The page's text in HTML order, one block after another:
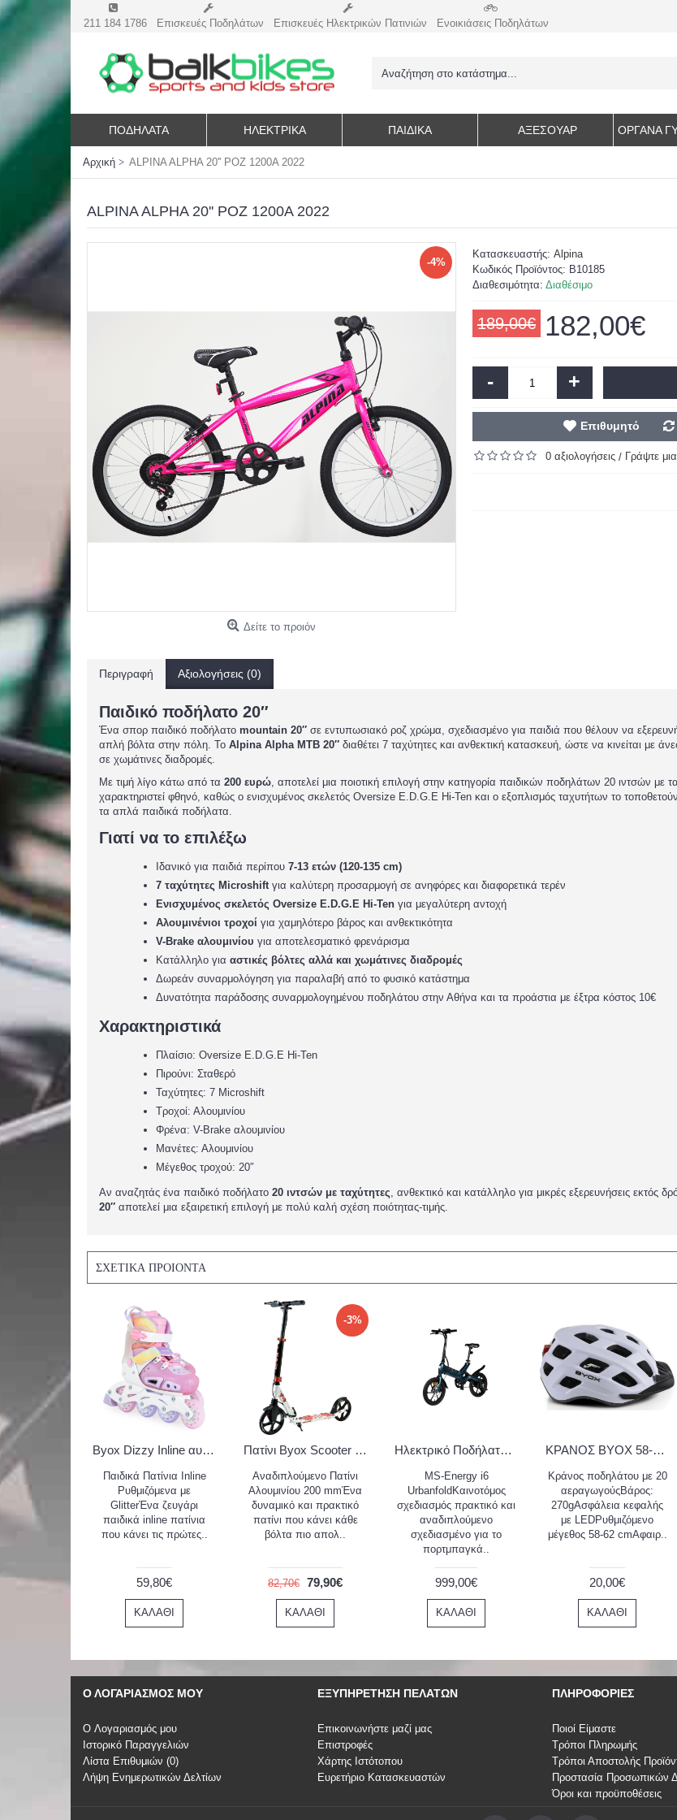
211 184 1786 Επισκευές Ποδηλάτων Επισκευές Ηλεκτρικών Πατινιών Ενοικιάσεις Ποδηλάτων
ΠΟΔΗΛΑΤΑ ΗΛΕΚΤΡΙΚΆ ΠΑΙΔΙΚΑ ΑΞΕΣΟΥΆΡ ΌΡΓΑΝΑ
Αρχική ALPINA ALPHA 20'' ΡΟΖ 1200Α 2022
ALPINA ALPHA 20'' ΡΟΖ 1200Α 2022
-4%
Δείτε το προιόν
Κατασκευαστής: Alpina
Κωδικός Προϊόντος: B10185
Διαθεσιμότητα: Διαθέσιμο
189,00€ 182,00€
- +
Επιθυμητό
0 αξιολογήσεις / Γράψτε
Περιγραφή Αξιολογήσεις (0)
Παιδικό ποδήλατο 20″
Ένα σπορ παιδικό ποδήλατο mountain 20″ σε εντυπωσιακό ροζ χρώμα, σχεδιασμένο για παιδιά που θέλουν να
απλή βόλτα στην πόλη. Το Alpina Alpha MTB 20″ διαθέτει 7 ταχύτητες και ανθεκτική κατασκευή, ώστε να κινείται με
σε χωμάτινες διαδρομές.
Με τιμή λίγο κάτω από τα 200 ευρώ, αποτελεί μια ποιοτική επιλογή στην κατηγορία παιδικών ποδηλάτων 20 ιντσών με
χαρακτηριστεί φθηνό, καθώς ο ενισχυμένος σκελετός Oversize E.D.G.E Hi-Ten και ο εξοπλισμός ταχυτήτων το
τα απλά παιδικά ποδήλατα.
Γιατί να το επιλέξω
Ιδανικό για παιδιά περίπου 7-13 ετών (120-135 cm)
7 ταχύτητες Microshiftγια καλύτερη προσαρμογή σε ανηφόρες και διαφορετικά τερέν
Ενισχυμένος σκελετός Oversize E.D.G.E Hi-Ten για μεγαλύτερη αντοχή
Αλουμινένιοι τροχοί για χαμηλότερο βάρος και ανθεκτικότητα
V-Brake αλουμινίου για αποτελεσματικό φρενάρισμα
Κατάλληλο για αστικές βόλτες αλλά και χωμάτινες διαδρομές
Δωρεάν συναρμολόγηση για παραλαβή από το φυσικό κατάστημα
Δυνατότητα παράδοσης συναρμολογημένου ποδηλάτου στην Αθήνα και τα προάστια με έξτρα κόστος 10€
Χαρακτηριστικά
Πλαίσιο: Oversize E.D.G.E Hi-Ten
Πιρούνι: Σταθερό
Ταχύτητες: 7 Microshift
Τροχοί: Αλουμινίου
Φρένα: V-Brake αλουμινίου
Μανέτες: Αλουμινίου
Μέγεθος τροχού: 20″
Αν αναζητάς ένα παιδικό ποδήλατο 20 ιντσών με ταχύτητες, ανθεκτικό και κατάλληλο για μικρές εξερευνήσεις εκτός
20″ αποτελεί μια εξαιρετική επιλογή με πολύ καλή σχέση ποιότητας-τιμής.
ΣΧΕΤΙΚΆ ΠΡΟΙΌΝΤΑ
Byox Dizzy Inline αυξομειούμενα Roller pink 3800146228866
Παιδικά Πατίνια Inline
Ρυθμιζόμενα με
GlitterΈνα ζευγάρι
παιδικά inline πατίνια
που κάνει τις πρώτες..
59,80€
ΚΑΛΆΘΙ
-3%
Πατίνι Byox Scooter Spooky white - 3800146225667
Αναδιπλούμενο Πατίνι
Αλουμινίου 200 mmΈνα
δυναμικό και πρακτικό
πατίνι που κάνει κάθε
βόλτα πιο απολ..
82,70€ 79,90€
ΚΑΛΆΘΙ
Ηλεκτρικό Ποδήλατο MS ENERGY eBike i6 Urbanfold Μπλέ
MS-Energy i6
UrbanfoldΚαινοτόμος
σχεδιασμός πρακτικό και
αναδιπλούμενο
σχεδιασμένο για το
πορτμπαγκά..
999,00€
ΚΑΛΆΘΙ
ΚΡΑΝΟΣ BYOX 58-62CM BICYCLE Y41 WHITE 3800146227425
Κράνος ποδηλάτου με 20
αεραγωγούςΒάρος:
270gΑσφάλεια κεφαλής
με LEDΡυθμιζόμενο
μέγεθος 58-62 cmΑφαιρ..
20,00€
ΚΑΛΆΘΙ
Ο ΛΟΓΑΡΙΑΣΜΌΣ ΜΟΥ
O Λογαριασμός μου
Ιστορικό Παραγγελιών
Λίστα Επιθυμιών (0)
Λήψη Ενημερωτικών Δελτίων
ΕΞΥΠΗΡΈΤΗΣΗ ΠΕΛΑΤΏΝ
Επικοινωνήστε μαζί μας
Επιστροφές
Χάρτης Ιστότοπου
Ευρετήριο Κατασκευαστών
ΠΛΗΡΟΦΟΡΊΕΣ
Ποιοί Είμαστε
Τρόποι Πληρωμής
Τρόποι Αποστολής
Προστασία Προσωπικών
Όροι και προϋποθέσεις